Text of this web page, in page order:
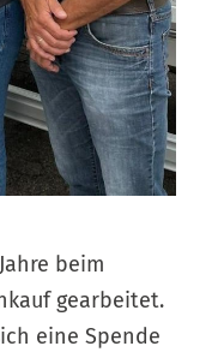
beim
gearbeitet.
eine Spende